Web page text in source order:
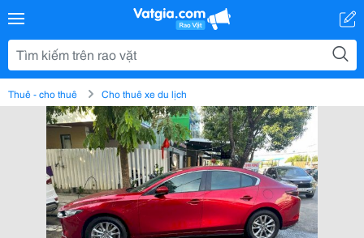
Thuê - cho thuê Cho thuê xe du lịch